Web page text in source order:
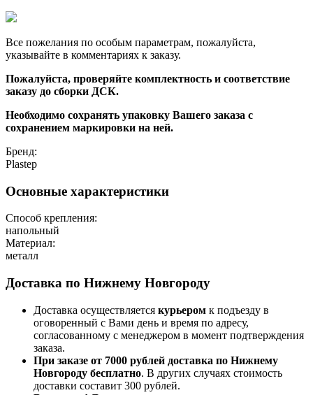
Все пожелания по особым параметрам, пожалуйста,
указывайте в комментариях к заказу.
Пожалуйста, проверяйте комплектность и соответствие
заказу до сборки ДСК.
Необходимо сохранять упаковку Вашего заказа с
сохранением маркировки на ней.
Бренд:
Plastep
Основные характеристики
Способ крепления:
напольный
Материал:
металл
Доставка по Нижнему Новгороду
Доставка осуществляется курьером к подъезду в
оговоренный с Вами день и время по адресу,
согласованному с менеджером в момент подтверждения
заказа.
При заказе от 7000 рублей доставка по Нижнему
Новгороду бесплатно. В других случаях стоимость
доставки составит 300 рублей.